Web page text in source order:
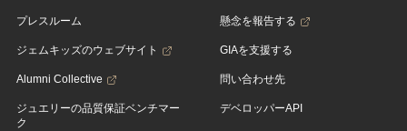
プレスルーム
ジェムキッズのウェブサイト
Alumni Collective
ジュエリーの品質保証ベンチマー
ク
懸念を報告する
GIAを支援する
問い合わせ先
デベロッパーAPI